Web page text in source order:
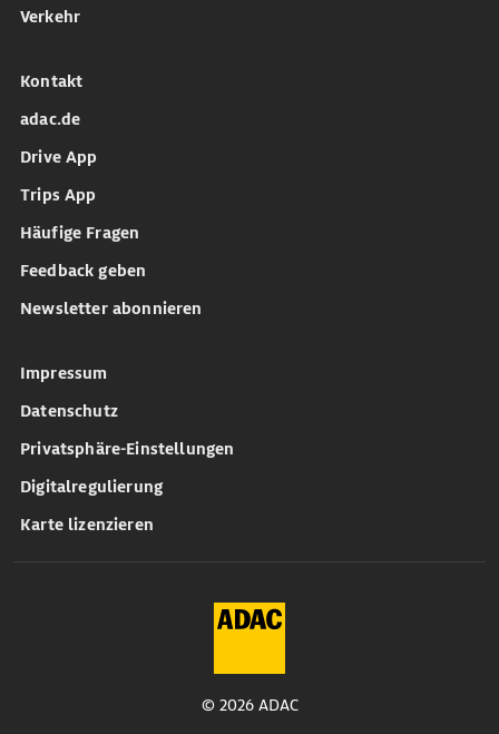
Verkehr
Kontakt
adac.de
Drive App
Trips App
Häufige Fragen
Feedback geben
Newsletter abonnieren
Impressum
Datenschutz
Privatsphäre-Einstellungen
Digitalregulierung
Karte lizenzieren
© 2026 ADAC